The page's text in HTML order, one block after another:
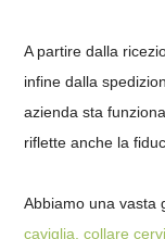
A partire dalla
infine dalla
azienda sta
riflette anche la
Abbiamo una vasta
caviglia, collare